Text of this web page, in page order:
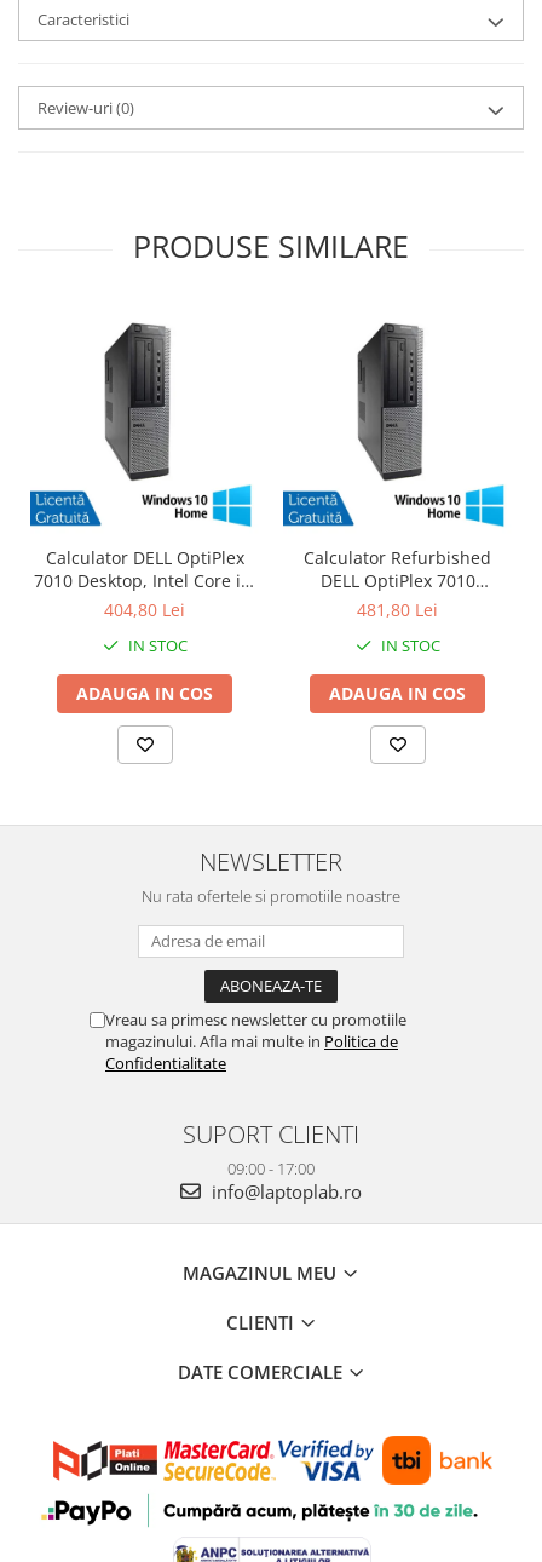
Caracteristici
Review-uri(0)
PRODUSE SIMILARE
Calculator DELL OptiPlex
7010 Desktop, Intel Core i3-
3220 3.30GHz, 4GB DDR3,
Windows 10 Home
404,80 Lei
IN STOC
ADAUGA IN COS
Calculator Refurbished
DELL OptiPlex 7010
Desktop, Intel Core i3-3220
SSD + Windows 10 Home
481,80 Lei
IN STOC
ADAUGA IN COS
NEWSLETTER
Nu rata ofertele si promotiile noastre
Vreau sa primesc newsletter cu promotiile
magazinului. Afla mai multe in Politica de
Confidentialitate
SUPORT CLIENTI
09:00 - 17:00
info@laptoplab.ro
MAGAZINUL MEU
CLIENTI
DATE COMERCIALE